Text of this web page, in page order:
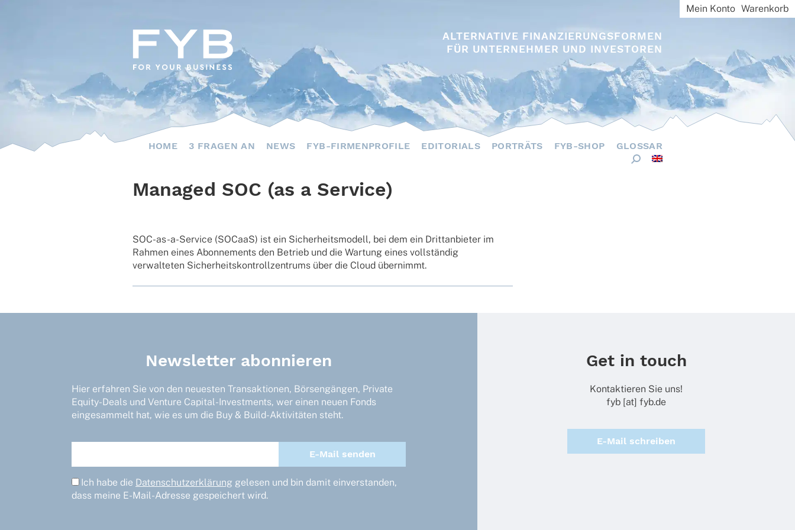
ALTERNATIVE FINANZIERUNGSFORMEN
FÜR UNTERNEHMER UND INVESTOREN
Mein Konto Warenkorb
HOME 3 FRAGEN AN NEWS FYB-FIRMENPROFILE EDITORIALS PORTRÄTS FYB-SHOP GLOSSAR
Managed SOC (as a Service)
SOC-as-a-Service (SOCaaS) ist ein Sicher­heits­mo­dell, bei dem ein Dritt­an­bie­ter im
Rahmen eines Abon­ne­ments den Betrieb und die Wartung eines voll­stän­dig
verwal­te­ten Sicher­heits­kon­troll­zen­trums über die Cloud übernimmt.
Newsletter abonnieren
Hier erfahren Sie von den neuesten Transaktionen, Börsengängen, Private
Equity-Deals und Venture Capital-Investments, wer einen neuen Fonds
eingesammelt hat, wie es um die Buy & Build-Aktivitäten steht.
Ich habe die Datenschutzerklärung gelesen und bin damit einverstanden,
dass meine E-Mail-Adresse gespeichert wird.
Get in touch
Kontaktieren Sie uns!
fyb [at] fyb.de
E-Mail schreiben